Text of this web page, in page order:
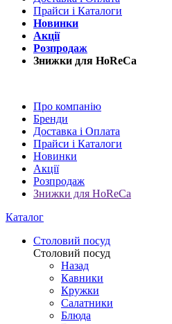
Прайси і Каталоги
Новинки
Акції
Розпродаж
Знижки для HoReCa
Про компанію
Бренди
Доставка і Оплата
Прайси і Каталоги
Новинки
Акції
Розпродаж
Знижки для HoReCa
Каталог
Столовий посуд
Столовий посуд
Назад
Кавники
Кружки
Салатники
Блюда